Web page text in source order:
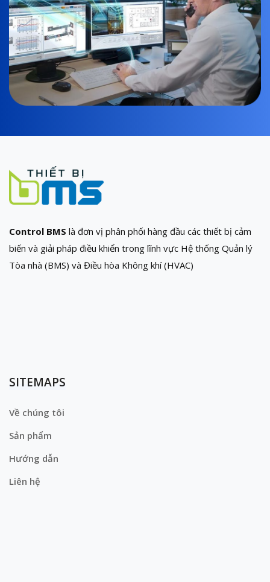
Control BMS là đơn vị phân phối hàng đầu các thiết bị cảm
biến và giải pháp điều khiển trong lĩnh vực Hệ thống Quản lý
Tòa nhà (BMS) và Điều hòa Không khí (HVAC)
SITEMAPS
Về chúng tôi
Sản phẩm
Hướng dẫn
Liên hệ